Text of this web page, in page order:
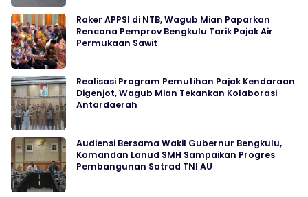
Raker APPSI di NTB, Wagub Mian Paparkan
Rencana Pemprov Bengkulu Tarik Pajak Air
Permukaan Sawit
Realisasi Program Pemutihan Pajak Kendaraan
Digenjot, Wagub Mian Tekankan Kolaborasi
Antardaerah
Audiensi Bersama Wakil Gubernur Bengkulu,
Komandan Lanud SMH Sampaikan Progres
Pembangunan Satrad TNI AU